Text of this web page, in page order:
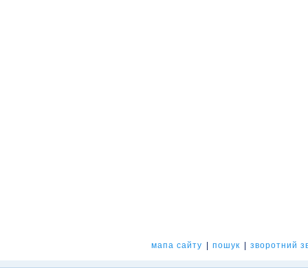
мапа сайту пошук зворотний